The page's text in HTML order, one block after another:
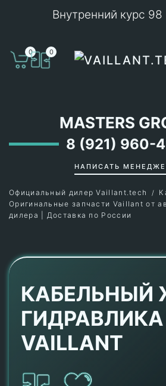
Внутренний курс 98
0 0
MASTERS
8 (921) 960-
НАПИСАТЬ
Официальный дилер Vaillant.tech
Оригинальные запчасти Vaillant от
дилера | Доставка по России
КАБЕЛЬНЫЙ
VAILLANT